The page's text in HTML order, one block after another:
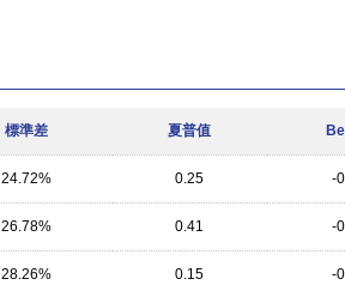
標準差 夏普值
24.72% 0.25 -
26.78% 0.41 -
28.26% 0.15 -